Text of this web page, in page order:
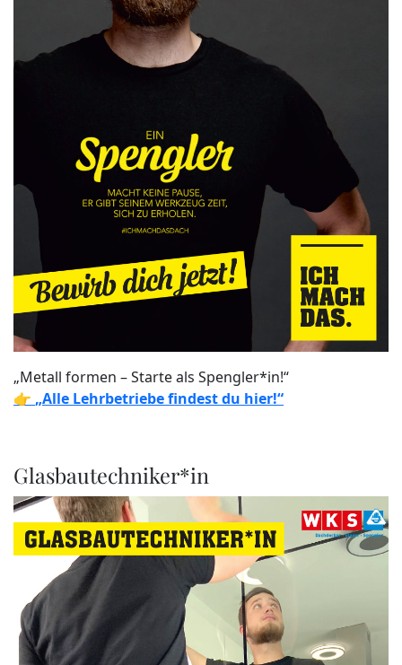
„Metall formen – Starte als Spengler*in!“
👉 „Alle Lehrbetriebe findest du hier!“
Glasbautechniker*in